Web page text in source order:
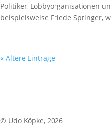
Politiker, Lobbyorganisationen
beispielsweise Friede Springer,
« Ältere Einträge
© Udo Köpke, 2026